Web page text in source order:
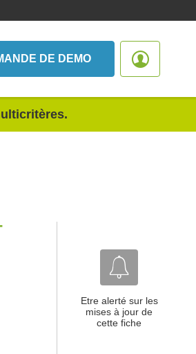
DE DEMO
Etre alerté sur les
mises à jour de
cette fiche